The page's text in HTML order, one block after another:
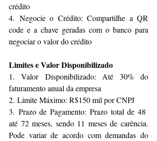
crédito
4. Negocie o Crédito: Compartilhe a QR
code e a chave geradas com o banco para
negociar o valor do crédito
Limites e Valor Disponibilizado
1. Valor Disponibilizado: Até 30% do
faturamento anual da empresa
2. Limite Máximo: R$150 mil por CNPJ
3. Prazo de Pagamento: Prazo total de 48
até 72 meses, sendo 11 meses de carência.
Pode variar de acordo com demandas do